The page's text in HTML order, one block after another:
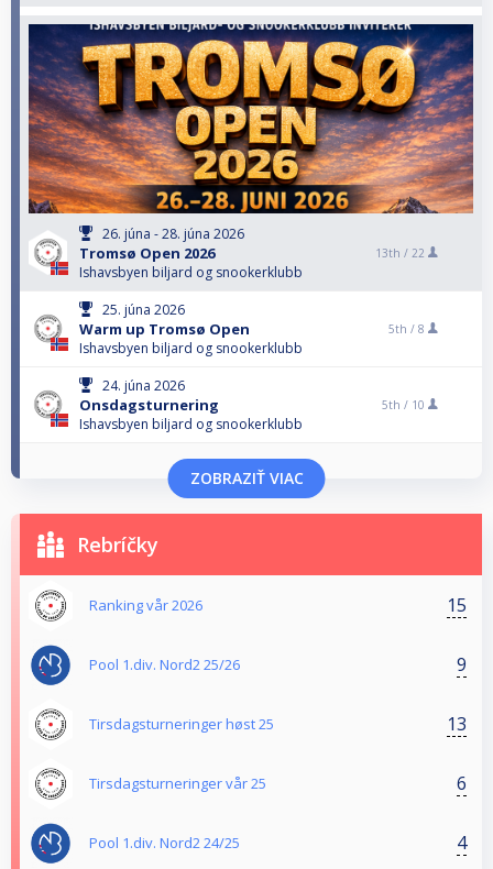
26. júna - 28. júna 2026
Tromsø Open 2026
Ishavsbyen biljard og snookerklubb
13th / 22
25. júna 2026
Warm up Tromsø Open
Ishavsbyen biljard og snookerklubb
5th / 8
24. júna 2026
Onsdagsturnering
Ishavsbyen biljard og snookerklubb
5th / 10
ZOBRAZIŤ VIAC
Rebríčky
Ranking vår 2026 15
Pool 1.div. Nord2 25/26 9
Tirsdagsturneringer høst 25 13
Tirsdagsturneringer vår 25 6
Pool 1.div. Nord2 24/25 4